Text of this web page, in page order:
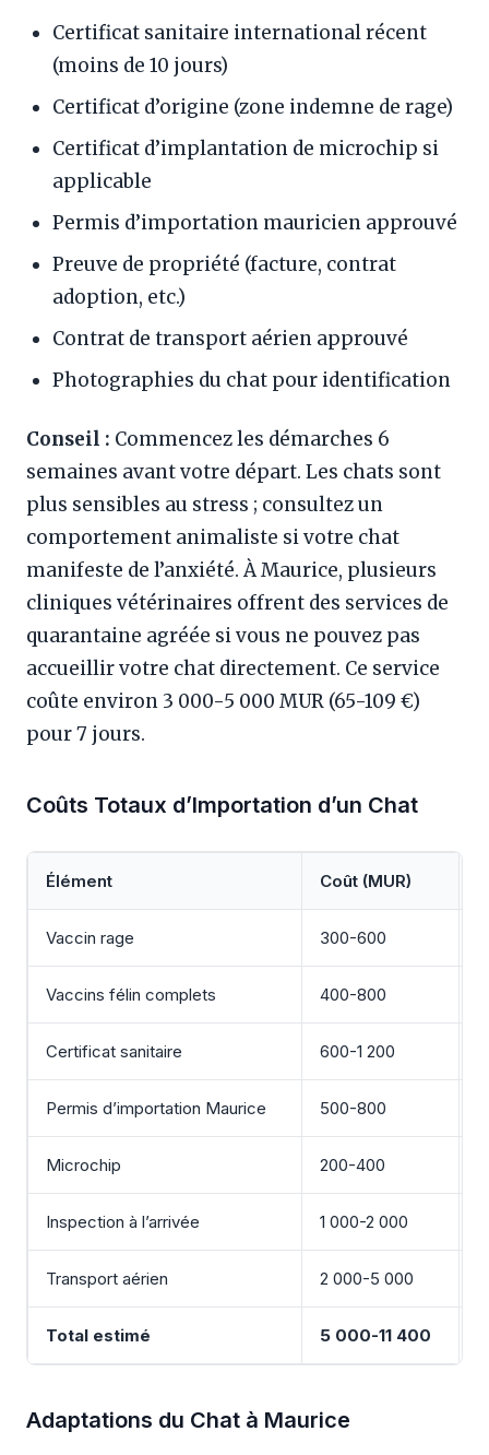
Certificat sanitaire international récent
(moins de 10 jours)
Certificat d’origine (zone indemne de rage)
Certificat d’implantation de microchip si
applicable
Permis d’importation mauricien approuvé
Preuve de propriété (facture, contrat
adoption, etc.)
Contrat de transport aérien approuvé
Photographies du chat pour identification
Conseil : Commencez les démarches 6
semaines avant votre départ. Les chats sont
plus sensibles au stress ; consultez un
comportement animaliste si votre chat
manifeste de l’anxiété. À Maurice, plusieurs
cliniques vétérinaires offrent des services de
quarantaine agréée si vous ne pouvez pas
accueillir votre chat directement. Ce service
coûte environ 3 000-5 000 MUR (65-109 €)
pour 7 jours.
Coûts Totaux d’Importation d’un Chat
Élément Coût (MUR)
Vaccin rage 300-600
Vaccins félin complets 400-800
Certificat sanitaire 600-1 200
Permis d’importation Maurice 500-800
Microchip 200-400
Inspection à l’arrivée 1 000-2 000
Transport aérien 2 000-5 000
Total estimé 5 000-11 400
Adaptations du Chat à Maurice